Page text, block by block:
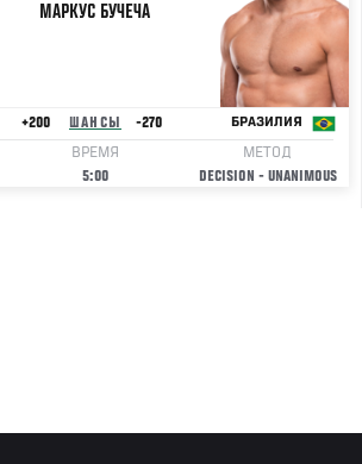
МАРКУС БУЧЕЧА
+200 ШАНСЫ -270 БРАЗИЛИЯ
ВРЕМЯ
5:00
МЕТОД
DECISION - UNANIMOUS